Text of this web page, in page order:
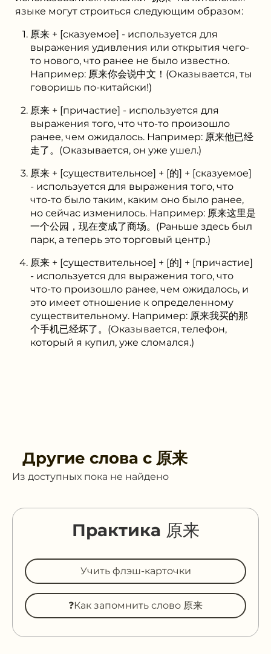
языке могут строиться следующим образом:
原来 + [сказуемое] - используется для
выражения удивления или открытия чего-
то нового, что ранее не было известно.
Например: 原来你会说中文！(Оказывается, ты
говоришь по-китайски!)
原来 + [причастие] - используется для
выражения того, что что-то произошло
ранее, чем ожидалось. Например: 原来他已经
走了。(Оказывается, он уже ушел.)
原来 + [существительное] + [的] + [сказуемое]
- используется для выражения того, что
что-то было таким, каким оно было ранее,
но сейчас изменилось. Например: 原来这里是
一个公园，现在变成了商场。(Раньше здесь был
парк, а теперь это торговый центр.)
原来 + [существительное] + [的] + [причастие]
- используется для выражения того, что
что-то произошло ранее, чем ожидалось, и
это имеет отношение к определенному
существительному. Например: 原来我买的那
个手机已经坏了。(Оказывается, телефон,
который я купил, уже сломался.)
Другие слова с 原来
Из доступных пока не найдено
Практика 原来
Учить флэш-карточки
❓Как запомнить слово 原来